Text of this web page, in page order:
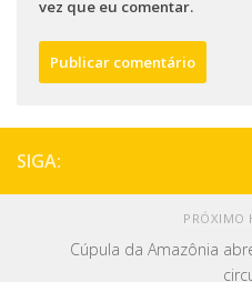
vez que eu comentar.
SIGA:
PRÓXIMO
Cúpula da Amazônia